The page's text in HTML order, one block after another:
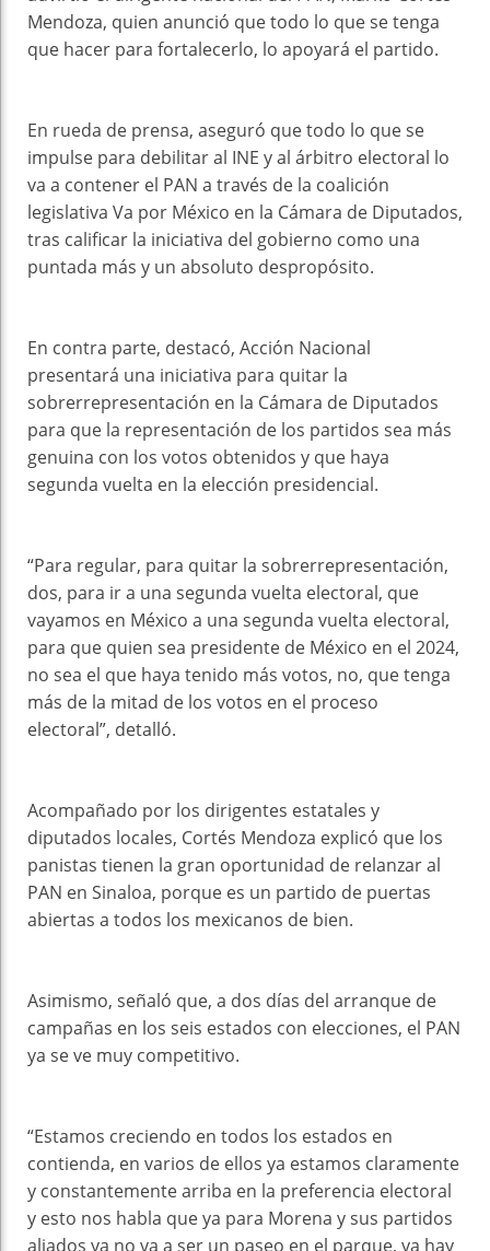
Mendoza, quien anunció que todo lo que se tenga
que hacer para fortalecerlo, lo apoyará el partido.
En rueda de prensa, aseguró que todo lo que se
impulse para debilitar al INE y al árbitro electoral lo
va a contener el PAN a través de la coalición
legislativa Va por México en la Cámara de Diputados,
tras calificar la iniciativa del gobierno como una
puntada más y un absoluto despropósito.
En contra parte, destacó, Acción Nacional
presentará una iniciativa para quitar la
sobrerrepresentación en la Cámara de Diputados
para que la representación de los partidos sea más
genuina con los votos obtenidos y que haya
segunda vuelta en la elección presidencial.
“Para regular, para quitar la sobrerrepresentación,
dos, para ir a una segunda vuelta electoral, que
vayamos en México a una segunda vuelta electoral,
para que quien sea presidente de México en el 2024,
no sea el que haya tenido más votos, no, que tenga
más de la mitad de los votos en el proceso
electoral”, detalló.
Acompañado por los dirigentes estatales y
diputados locales, Cortés Mendoza explicó que los
panistas tienen la gran oportunidad de relanzar al
PAN en Sinaloa, porque es un partido de puertas
abiertas a todos los mexicanos de bien.
Asimismo, señaló que, a dos días del arranque de
campañas en los seis estados con elecciones, el PAN
ya se ve muy competitivo.
“Estamos creciendo en todos los estados en
contienda, en varios de ellos ya estamos claramente
y constantemente arriba en la preferencia electoral
y esto nos habla que ya para Morena y sus partidos
aliados ya no va a ser un paseo en el parque, ya hay